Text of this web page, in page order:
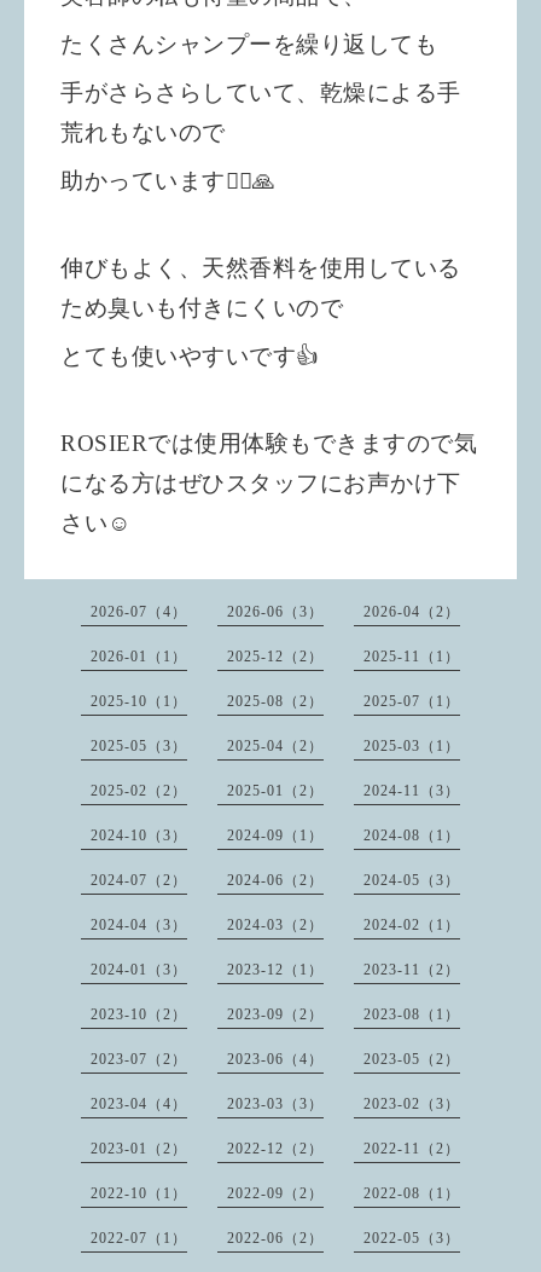
たくさんシャンプーを繰り返しても
手がさらさらしていて、 乾燥による手
荒れもないので
助かっています🙇‍♀️🙏
伸びもよく、天然香料を使用している
ため臭いも付きにくいので
とても使いやすいです👍
ROSIERでは使用体験もできますので気
になる方はぜひスタッフにお声かけ下
さい☺️
2026-07（4） 2026-06（3） 2026-04（2）
2026-01（1） 2025-12（2） 2025-11（1）
2025-10（1） 2025-08（2） 2025-07（1）
2025-05（3） 2025-04（2） 2025-03（1）
2025-02（2） 2025-01（2） 2024-11（3）
2024-10（3） 2024-09（1） 2024-08（1）
2024-07（2） 2024-06（2） 2024-05（3）
2024-04（3） 2024-03（2） 2024-02（1）
2024-01（3） 2023-12（1） 2023-11（2）
2023-10（2） 2023-09（2） 2023-08（1）
2023-07（2） 2023-06（4） 2023-05（2）
2023-04（4） 2023-03（3） 2023-02（3）
2023-01（2） 2022-12（2） 2022-11（2）
2022-10（1） 2022-09（2） 2022-08（1）
2022-07（1） 2022-06（2） 2022-05（3）